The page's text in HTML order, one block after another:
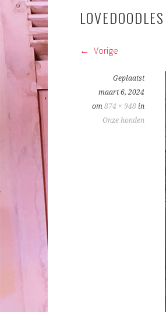
Vorige
Geplaatst
maart 6, 2024
om 874 × 948 in
Onze honden